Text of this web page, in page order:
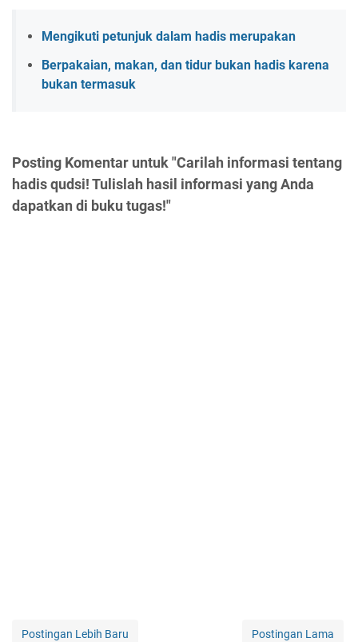
Mengikuti petunjuk dalam hadis merupakan
Berpakaian, makan, dan tidur bukan hadis karena
bukan termasuk
Posting Komentar untuk "Carilah informasi tentang
hadis qudsi! Tulislah hasil informasi yang Anda
dapatkan di buku tugas!"
Postingan Lebih Baru Postingan Lama